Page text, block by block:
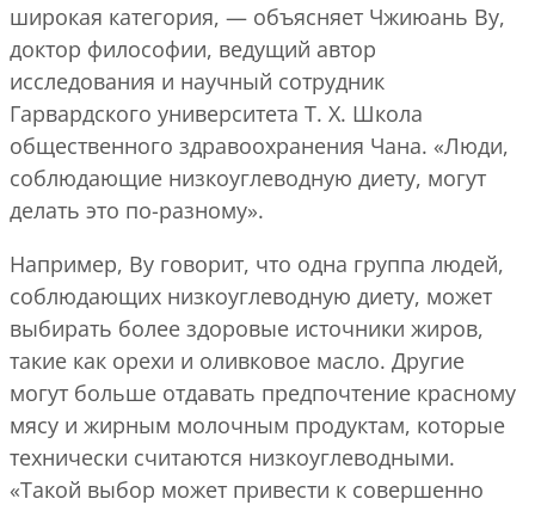
широкая категория, — объясняет Чжиюань Ву,
доктор философии, ведущий автор
исследования и научный сотрудник
Гарвардского университета Т. Х. Школа
общественного здравоохранения Чана. «Люди,
соблюдающие низкоуглеводную диету, могут
делать это по-разному».
Например, Ву говорит, что одна группа людей,
соблюдающих низкоуглеводную диету, может
выбирать более здоровые источники жиров,
такие как орехи и оливковое масло. Другие
могут больше отдавать предпочтение красному
мясу и жирным молочным продуктам, которые
технически считаются низкоуглеводными.
«Такой выбор может привести к совершенно